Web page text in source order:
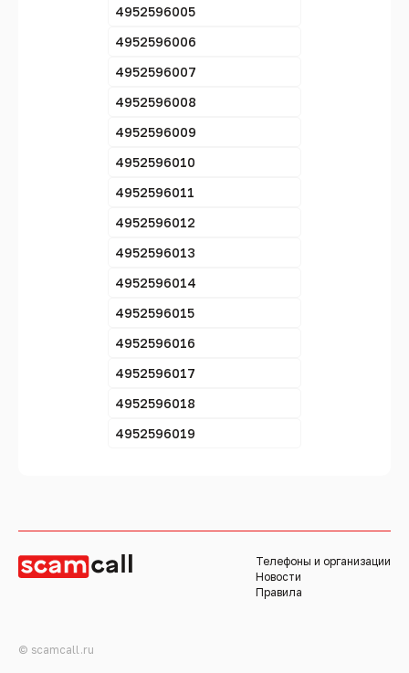
4952596005
4952596006
4952596007
4952596008
4952596009
4952596010
4952596011
4952596012
4952596013
4952596014
4952596015
4952596016
4952596017
4952596018
4952596019
Телефоны и организации
Новости
Правила
© scamcall.ru